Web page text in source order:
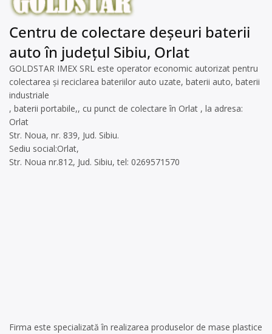
Centru de colectare deșeuri baterii
auto în județul Sibiu, Orlat
GOLDSTAR IMEX SRL este operator economic autorizat pentru
colectarea și reciclarea bateriilor auto uzate, baterii auto, baterii
industriale
, baterii portabile,, cu punct de colectare în Orlat , la adresa:
Orlat
Str. Noua, nr. 839, Jud. Sibiu.
Sediu social:Orlat,
Str. Noua nr.812, Jud. Sibiu, tel: 0269571570
Firma este specializată în realizarea produselor de mase plastice